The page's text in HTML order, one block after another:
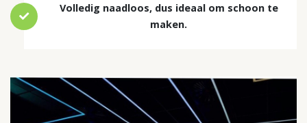
Volledig naadloos, dus ideaal om schoon te
maken.